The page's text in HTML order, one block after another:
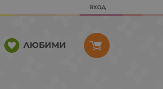
ВХОД
ЛЮБИМИ